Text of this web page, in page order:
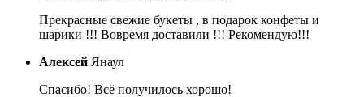
Прекрасные свежие букеты , в подарок конфеты и
шарики !!! Вовремя доставили !!! Рекомендую!!!
Алексей Янаул
Спасибо! Всё получилось хорошо!